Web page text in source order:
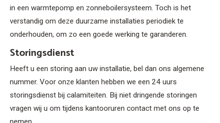
in een warmtepomp en zonneboilersysteem. Toch is het
verstandig om deze duurzame installaties periodiek te
onderhouden, om zo een goede werking te garanderen.
Storingsdienst
Heeft u een storing aan uw installatie, bel dan ons algemene
nummer. Voor onze klanten hebben we een 24 uurs
storingsdienst bij calamiteiten. Bij niet dringende storingen
vragen wij u om tijdens kantooruren contact met ons op te